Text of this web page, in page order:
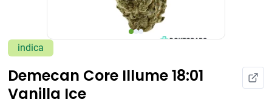
indica
Demecan Core Illume 18:01
Vanilla Ice